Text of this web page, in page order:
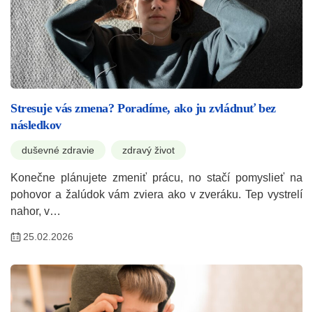
Stresuje vás zmena? Poradíme, ako ju zvládnuť bez
následkov
duševné zdravie zdravý život
Konečne plánujete zmeniť prácu, no stačí pomyslieť na
pohovor a žalúdok vám zviera ako v zveráku. Tep vystrelí
nahor, v…
25.02.2026